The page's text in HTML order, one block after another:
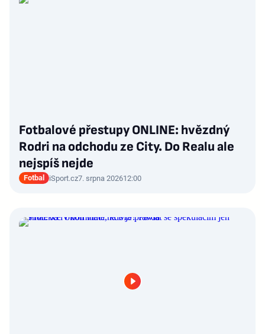
Fotbalové přestupy ONLINE: hvězdný
Rodri na odchodu ze City. Do Realu ale
nejspíš nejde
Fotbal iSport.cz7. srpna 202612:00